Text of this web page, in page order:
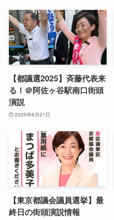
【都議選2025】斉藤代表来
る！＠阿佐ヶ谷駅南口街頭
演説
2025年6月21日
【東京都議会議員選挙】最
終日の街頭演説情報